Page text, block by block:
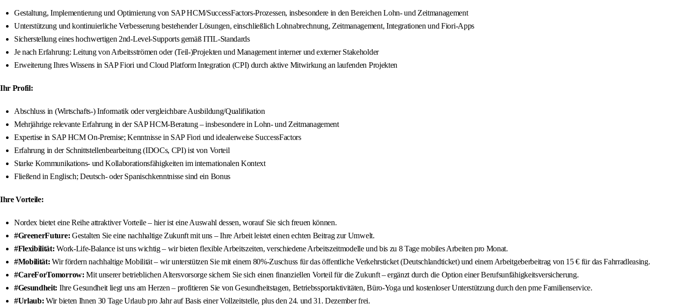
Gestaltung, Implementierung und Optimierung von SAP HCM/SuccessFactors-Prozessen, insbesondere in den Bereichen Lohn- und Zeitmanagement
Unterstützung und kontinuierliche Verbesserung bestehender Lösungen, einschließlich Lohnabrechnung, Zeitmanagement, Integrationen und Fiori-Apps
Sicherstellung eines hochwertigen 2nd-Level-Supports gemäß ITIL-Standards
Je nach Erfahrung: Leitung von Arbeitsströmen oder (Teil-)Projekten und Management interner und externer Stakeholder
Erweiterung Ihres Wissens in SAP Fiori und Cloud Platform Integration (CPI) durch aktive Mitwirkung an laufenden Projekten
Ihr Profil:
Abschluss in (Wirtschafts-) Informatik oder vergleichbare Ausbildung/Qualifikation
Mehrjährige relevante Erfahrung in der SAP HCM-Beratung – insbesondere in Lohn- und Zeitmanagement
Expertise in SAP HCM On-Premise; Kenntnisse in SAP Fiori und idealerweise SuccessFactors
Erfahrung in der Schnittstellenbearbeitung (IDOCs, CPI) ist von Vorteil
Starke Kommunikations- und Kollaborationsfähigkeiten im internationalen Kontext
Fließend in Englisch; Deutsch- oder Spanischkenntnisse sind ein Bonus
Ihre Vorteile:
Nordex bietet eine Reihe attraktiver Vorteile – hier ist eine Auswahl dessen, worauf Sie sich freuen können.
#GreenerFuture: Gestalten Sie eine nachhaltige Zukunft mit uns – Ihre Arbeit leistet einen echten Beitrag zur Umwelt.
#Flexibilität: Work-Life-Balance ist uns wichtig – wir bieten flexible Arbeitszeiten, verschiedene Arbeitszeitmodelle und bis zu 8 Tage mobiles Arbeiten pro Monat.
#Mobilität: Wir fördern nachhaltige Mobilität – wir unterstützen Sie mit einem 80%-Zuschuss für das öffentliche Verkehrsticket (Deutschlandticket) und einem Arbeitgeberbeitrag von 15 € für das Fahrradleasing.
#CareForTomorrow: Mit unserer betrieblichen Altersvorsorge sichern Sie sich einen finanziellen Vorteil für die Zukunft – ergänzt durch die Option einer Berufsunfähigkeitsversicherung.
#Gesundheit: Ihre Gesundheit liegt uns am Herzen – profitieren Sie von Gesundheitstagen, Betriebssportaktivitäten, Büro-Yoga und kostenloser Unterstützung durch den pme Familienservice.
#Urlaub: Wir bieten Ihnen 30 Tage Urlaub pro Jahr auf Basis einer Vollzeitstelle, plus den 24. und 31. Dezember frei.